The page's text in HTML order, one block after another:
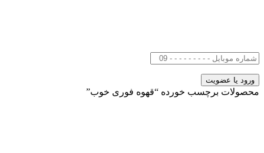
محصولات برچسب خورده “قهوه فوری خوب”